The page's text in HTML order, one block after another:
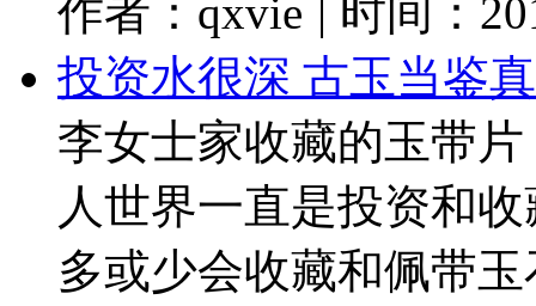
作者：qxvie | 时间：
投资水很深 古玉当鉴真
李女士家收藏的玉带
人世界一直是投资和
多或少会收藏和佩带